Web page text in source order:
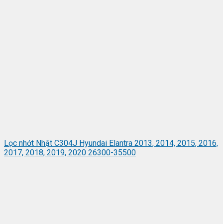
Lọc nhớt Nhật C304J Hyundai Elantra 2013, 2014, 2015, 2016,
2017, 2018, 2019, 2020 26300-35500